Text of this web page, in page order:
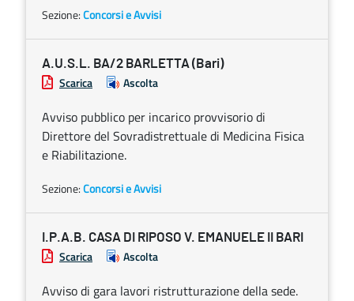
Sezione:Concorsi e Avvisi
A.U.S.L. BA/2 BARLETTA (Bari)
Scarica Ascolta
Avviso pubblico per incarico provvisorio di
Direttore del Sovradistrettuale di Medicina Fisica
e Riabilitazione.
Sezione:Concorsi e Avvisi
I.P.A.B. CASA DI RIPOSO V. EMANUELE II BARI
Scarica Ascolta
Avviso di gara lavori ristrutturazione della sede.